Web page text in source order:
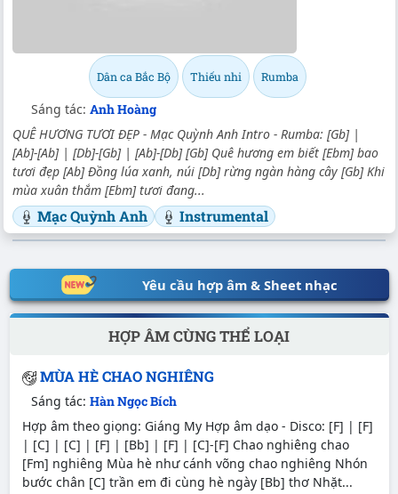
Dân ca Bắc Bộ Thiếu nhi Rumba
Sáng tác: Anh Hoàng
QUÊ HƯƠNG TƯƠI ĐẸP - Mạc Quỳnh Anh Intro - Rumba: [Gb] |
[Ab]-[Ab] | [Db]-[Gb] | [Ab]-[Db] [Gb] Quê hương em biết [Ebm] bao
tươi đẹp [Ab] Đồng lúa xanh, núi [Db] rừng ngàn hàng cây [Gb] Khi
mùa xuân thắm [Ebm] tươi đang...
Mạc Quỳnh Anh Instrumental
Yêu cầu hợp âm & Sheet nhạc
HỢP ÂM CÙNG THỂ LOẠI
MÙA HÈ CHAO NGHIÊNG
Sáng tác: Hàn Ngọc Bích
Hợp âm theo giọng: Giáng My Hợp âm dạo - Disco: [F] | [F]
| [C] | [C] | [F] | [Bb] | [F] | [C]-[F] Chao nghiêng chao
[Fm] nghiêng Mùa hè như cánh võng chao nghiêng Nhón
bước chân [C] trần em đi cùng hè ngày [Bb] thơ Nhặt...